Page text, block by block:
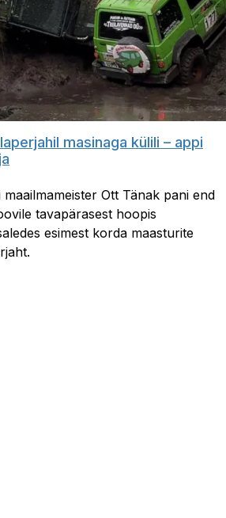
masinaga külili – appi
Ott Tänak pani end
tavapärasest hoopis
esimest korda maasturite